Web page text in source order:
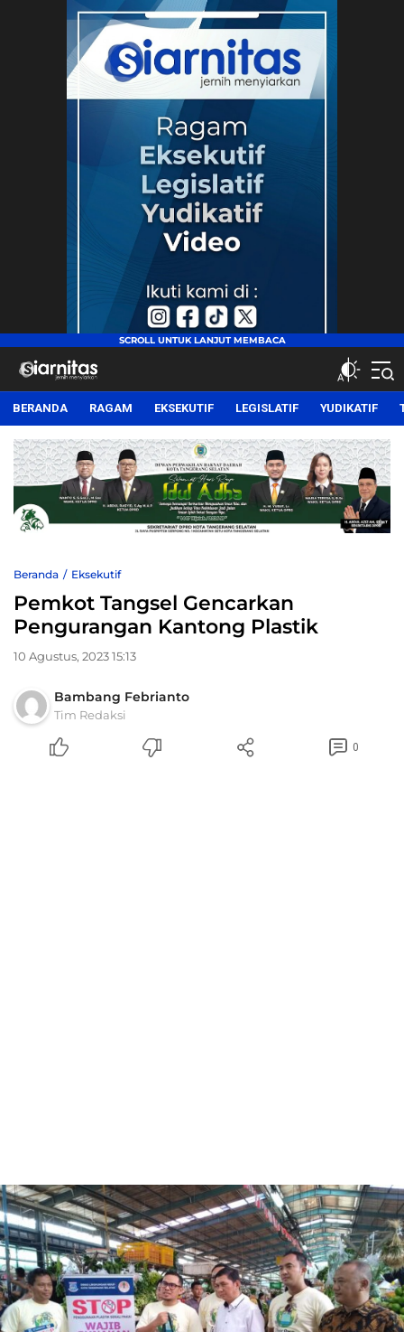
siarnitas
Jernih Menyiarkan
BERANDA RAGAM EKSEKUTIF LEGISLATIF YUDIKATIF
Beranda Eksekutif
Pemkot Tangsel Gencarkan
Pengurangan Kantong Plastik
10 Agustus, 2023 15:13
Bambang Febrianto
Tim Redaksi
0